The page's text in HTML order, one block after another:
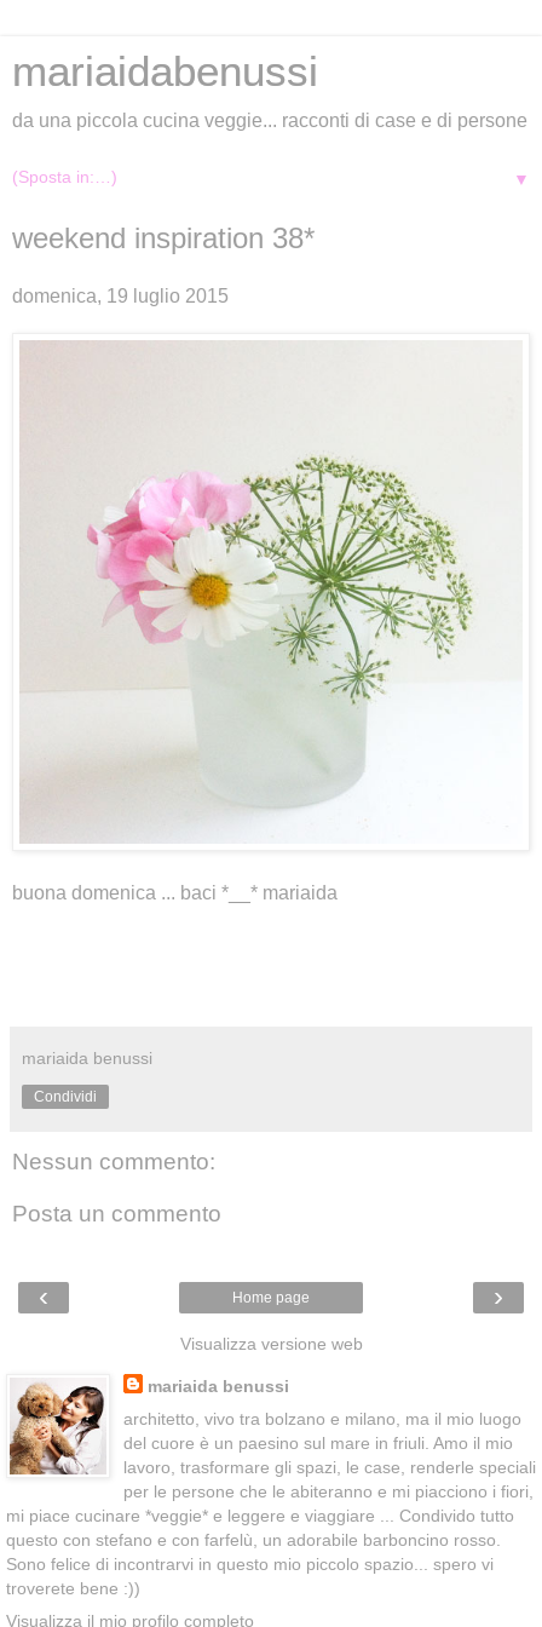
mariaidabenussi
da una piccola cucina veggie... racconti di case e di persone
▼
weekend inspiration 38*
domenica, 19 luglio 2015
buona domenica ... baci *__* mariaida
mariaida benussi
Condividi
Nessun commento:
Posta un commento
‹ ›
Home page
Visualizza versione web
mariaida benussi
architetto, vivo tra bolzano e milano, ma il mio luogo
del cuore è un paesino sul mare in friuli. Amo il mio
lavoro, trasformare gli spazi, le case, renderle speciali
per le persone che le abiteranno e mi piacciono i fiori,
mi piace cucinare *veggie* e leggere e viaggiare ... Condivido tutto
questo con stefano e con farfelù, un adorabile barboncino rosso.
Sono felice di incontrarvi in questo mio piccolo spazio... spero vi
troverete bene :))
Visualizza il mio profilo completo